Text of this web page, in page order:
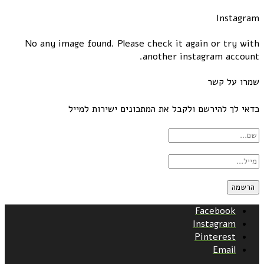
Instagram
No any image found. Please check it again or try with
another instagram account.
שמרו על קשר
כדאי לך להירשם ולקבל את המתכונים ישירות למייל
Facebook
Instagram
Pinterest
Email